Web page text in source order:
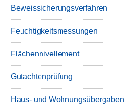
Beweissicherungsverfahren
Feuchtigkeitsmessungen
Flächennivellement
Gutachtenprüfung
Haus- und Wohnungsübergaben